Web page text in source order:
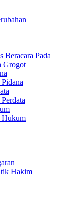
Beracara Pada
Grogot
Hukum
Hakim